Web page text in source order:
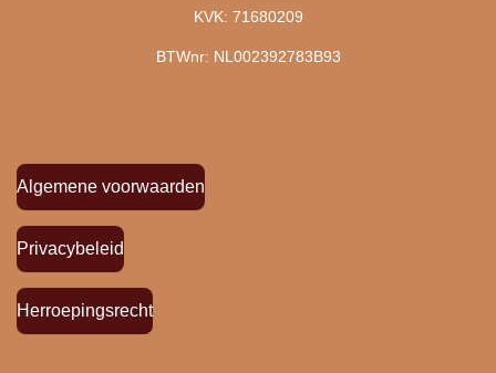
KVK: 71680209
BTWnr: NL002392783B93
Algemene voorwaarden
Privacybeleid
Herroepingsrecht